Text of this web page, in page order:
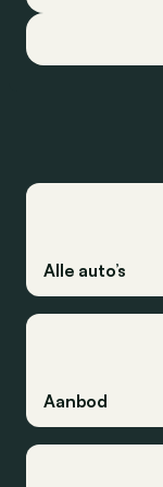
Alle auto’s
Aanbod